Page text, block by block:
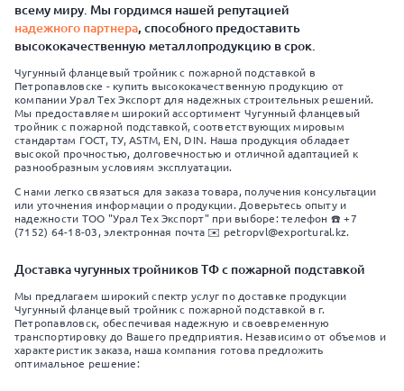
всему миру. Мы гордимся нашей репутацией
надежного партнера, способного предоставить
высококачественную металлопродукцию в срок.
Чугунный фланцевый тройник с пожарной подставкой в
Петропавловске - купить высококачественную продукцию от
компании Урал Тех Экспорт для надежных строительных решений.
Мы предоставляем широкий ассортимент Чугунный фланцевый
тройник с пожарной подставкой, соответствующих мировым
стандартам ГОСТ, ТУ, ASTM, EN, DIN. Наша продукция обладает
высокой прочностью, долговечностью и отличной адаптацией к
разнообразным условиям эксплуатации.
С нами легко связаться для заказа товара, получения консультации
или уточнения информации о продукции. Доверьтесь опыту и
надежности ТОО "Урал Тех Экспорт" при выборе: телефон ☎️ +7
(7152) 64-18-03, электронная почта ✉️ petropvl@exportural.kz.
Доставка чугунных тройников ТФ с пожарной подставкой
Мы предлагаем широкий спектр услуг по доставке продукции
Чугунный фланцевый тройник с пожарной подставкой в г.
Петропавловск, обеспечивая надежную и своевременную
транспортировку до Вашего предприятия. Независимо от объемов и
характеристик заказа, наша компания готова предложить
оптимальное решение: